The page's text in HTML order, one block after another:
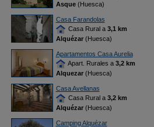
Asque(Huesca)
Casa Farandolas
Casa Rural a 3,1 km
Alquézar(Huesca)
Apartamentos Casa Aurelia
Apart. Rurales a 3,2 km
Alquezar(Huesca)
Casa Avellanas
Casa Rural a 3,2 km
Alquézar(Huesca)
Camping Alquézar